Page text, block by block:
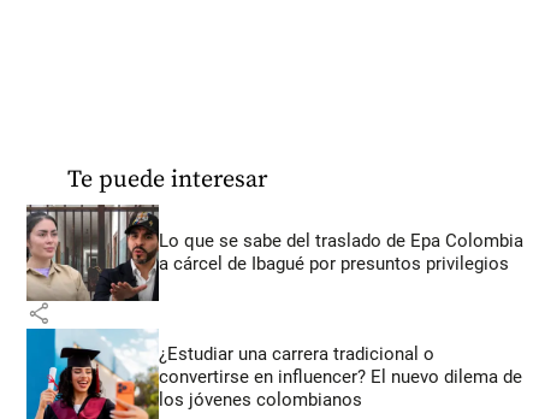
Te puede interesar
Lo que se sabe del traslado de Epa Colombia
a cárcel de Ibagué por presuntos privilegios
share
¿Estudiar una carrera tradicional o
convertirse en influencer? El nuevo dilema de
los jóvenes colombianos